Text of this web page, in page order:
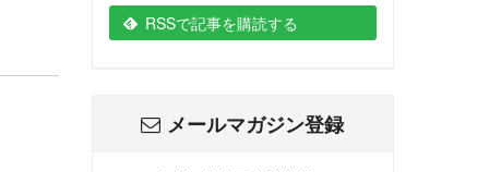
RSSで記事を購読する
メールマガジン登録